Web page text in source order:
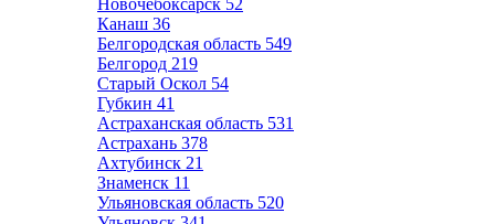
Новочебоксарск 52
Канаш 36
Белгородская область 549
Белгород 219
Старый Оскол 54
Губкин 41
Астраханская область 531
Астрахань 378
Ахтубинск 21
Знаменск 11
Ульяновская область 520